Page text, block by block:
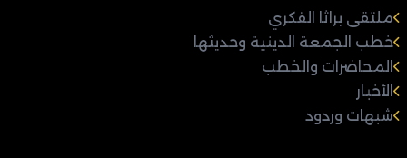
ملتقى براثا الفكري
خطب الجمعة الدينية وحديثها
المحاضرات والخطب
الأخبار
شبهات وردود